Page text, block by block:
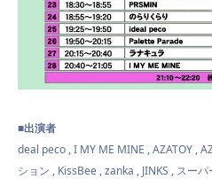
■出演者
deal peco , I MY ME MINE , AZATOY ,
ション , KissBee , zanka , JINKS , スー